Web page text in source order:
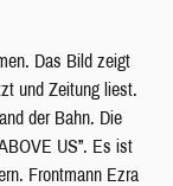
Das Bild zeigt
und Zeitung liest.
der Bahn. Die
US”. Es ist
Frontmann Ezra